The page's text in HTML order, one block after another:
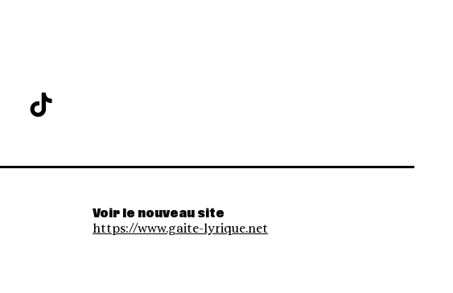
Voir le nouveau site
https://www.gaite-lyrique.net